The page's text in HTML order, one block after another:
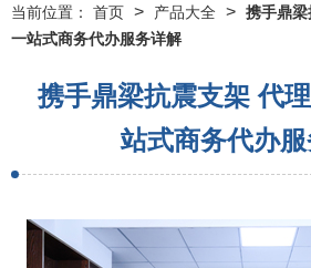
当前位置： 首页 > 产品大全 > 携手鼎
一站式商务代办服务详解
携手鼎梁抗震支架 代
站式商务代办